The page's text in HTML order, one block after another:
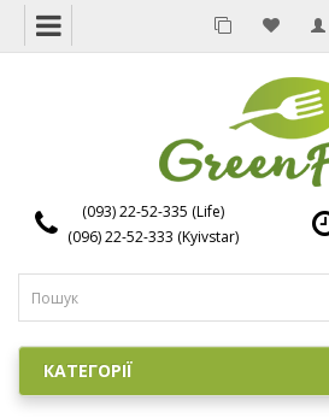
(093) 22-52-335 (Life)
(096) 22-52-333 (Kyivstar)
КАТЕГОРІЇ